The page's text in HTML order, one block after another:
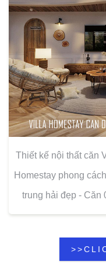
Thiết kế nội thất căn
Homestay phong
trung hải đẹp - Căn